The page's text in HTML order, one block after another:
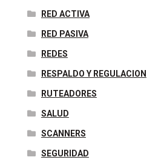
RED ACTIVA
RED PASIVA
REDES
RESPALDO Y REGULACION
RUTEADORES
SALUD
SCANNERS
SEGURIDAD